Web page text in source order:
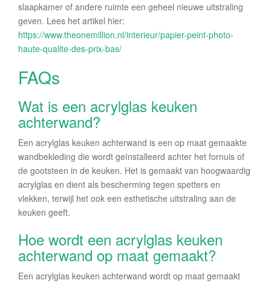
slaapkamer of andere ruimte een geheel nieuwe uitstraling
geven. Lees het artikel hier:
https://www.theonemillion.nl/interieur/papier-peint-photo-
haute-qualite-des-prix-bas/
FAQs
Wat is een acrylglas keuken
achterwand?
Een acrylglas keuken achterwand is een op maat gemaakte
wandbekleding die wordt geïnstalleerd achter het fornuis of
de gootsteen in de keuken. Het is gemaakt van hoogwaardig
acrylglas en dient als bescherming tegen spetters en
vlekken, terwijl het ook een esthetische uitstraling aan de
keuken geeft.
Hoe wordt een acrylglas keuken
achterwand op maat gemaakt?
Een acrylglas keuken achterwand wordt op maat gemaakt